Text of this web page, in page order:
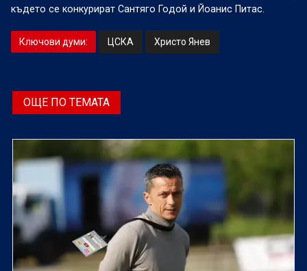
където се конкурират Сантяго Годой и Йоанис Питас.
Ключови думи: ЦСКА Христо Янев
ОЩЕ ПО ТЕМАТА